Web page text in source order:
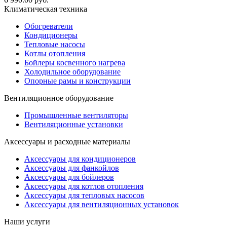
Климатическая техника
Обогреватели
Кондиционеры
Тепловые насосы
Котлы отопления
Бойлеры косвенного нагрева
Холодильное оборудование
Опорные рамы и конструкции
Вентиляционное оборудование
Промышленные вентиляторы
Вентиляционные установки
Аксессуары и расходные материалы
Аксессуары для кондиционеров
Аксессуары для фанкойлов
Аксессуары для бойлеров
Аксессуары для котлов отопления
Аксессуары для тепловых насосов
Аксессуары для вентиляционных установок
Наши услуги